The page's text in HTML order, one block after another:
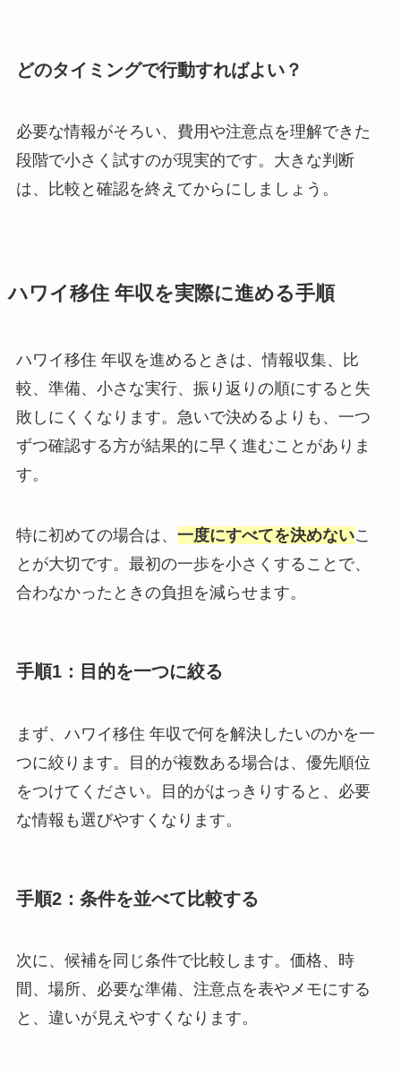
どのタイミングで行動すればよい？
必要な情報がそろい、費用や注意点を理解できた
段階で小さく試すのが現実的です。大きな判断
は、比較と確認を終えてからにしましょう。
ハワイ移住 年収を実際に進める手順
ハワイ移住 年収を進めるときは、情報収集、比
較、準備、小さな実行、振り返りの順にすると失
敗しにくくなります。急いで決めるよりも、一つ
ずつ確認する方が結果的に早く進むことがありま
す。
特に初めての場合は、 一度にすべてを決めないこ
とが大切です。最初の一歩を小さくすることで、
合わなかったときの負担を減らせます。
手順1：目的を一つに絞る
まず、ハワイ移住 年収で何を解決したいのかを一
つに絞ります。目的が複数ある場合は、優先順位
をつけてください。目的がはっきりすると、必要
な情報も選びやすくなります。
手順2：条件を並べて比較する
次に、候補を同じ条件で比較します。価格、時
間、場所、必要な準備、注意点を表やメモにする
と、違いが見えやすくなります。